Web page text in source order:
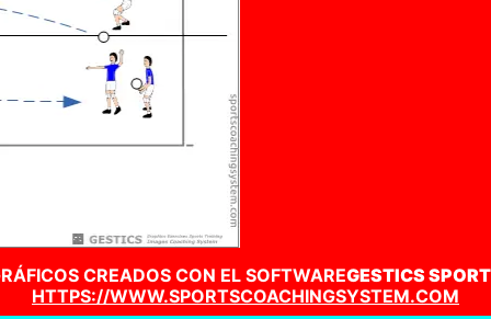
CREADOS CON EL SOFTWAREGESTICS
HTTPS://WWW.SPORTSCOACHINGSYSTEM.COM